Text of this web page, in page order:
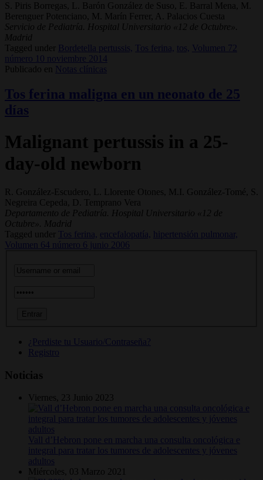
S. Piris Borregas, L. Barón González de Suso, E. Barral Mena, M.
Berenguer Potenciano, M. Marín Ferrer, A. Palacios Cuesta
Servicio de Pediatría. Hospital Universitario «12 de Octubre».
Madrid
Tagged under
Bordetella pertussis, Tos ferina, tos, Volumen 72
número 10 noviembre 2014
Publicado en Notas clínicas
Tos ferina maligna en un neonato de 25
días
Malignant pertussis in a 25-
day-old newborn
R. González-Escudero, L. Llorente Otones, M.I. González-Tomé, S.
Negreira Cepeda, D. Temprano Vera
Departamento de Pediatría. Hospital Universitario «12 de
Octubre». Madrid
Tagged under
Tos ferina, encefalopatía,
hipertensión pulmonar,
Volumen 64 número 6 junio 2006
¿Perdiste tu Usuario/Contraseña?
Registro
Noticias
Viernes, 23 Junio 2023
Vall d’Hebron pone en marcha una consulta oncológica e
integral para tratar los tumores de adolescentes y jóvenes
adultos
Miércoles, 03 Marzo 2021